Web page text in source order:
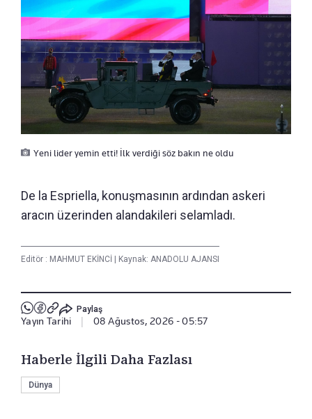
Yeni lider yemin etti! İlk verdiği söz bakın ne oldu
De la Espriella, konuşmasının ardından askeri
aracın üzerinden alandakileri selamladı.
Editör : MAHMUT EKİNCİ Kaynak: ANADOLU AJANSI
Paylaş
Yayın Tarihi 08 Ağustos, 2026 - 05:57
Haberle İlgili Daha Fazlası
Dünya